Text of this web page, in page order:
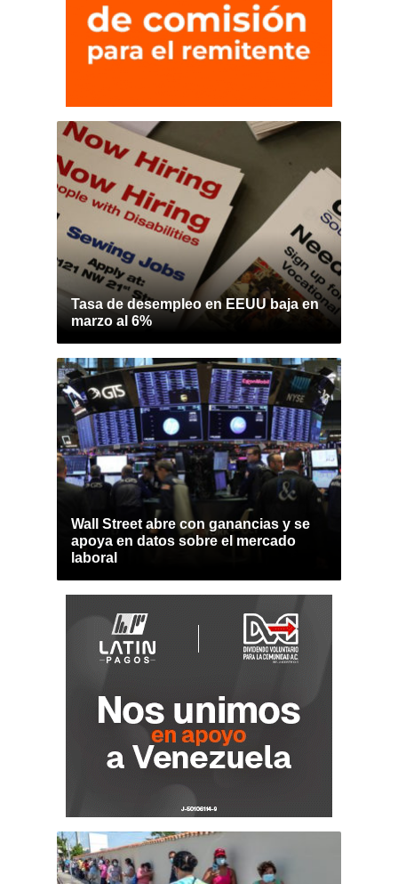
Tasa de desempleo en EEUU baja en
marzo al 6%
Wall Street abre con ganancias y se
apoya en datos sobre el mercado
laboral